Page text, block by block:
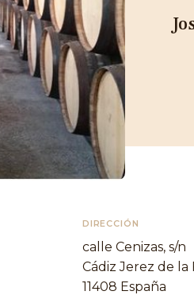
DIRECCIÓN
calle Cenizas, s/n
Cádiz Jerez de la
11408 España